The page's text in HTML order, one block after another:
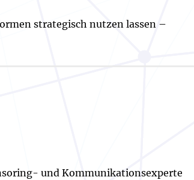
strategisch nutzen lassen –
und Kommunikationsexperte